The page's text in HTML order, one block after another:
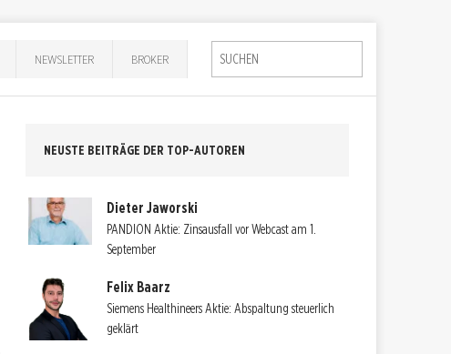
NEWSLETTER BROKER
NEUSTE BEITRÄGE DER TOP-AUTOREN
Dieter Jaworski
PANDION Aktie: Zinsausfall vor Webcast am 1.
September
Felix Baarz
Siemens Healthineers Aktie: Abspaltung steuerlich
geklärt